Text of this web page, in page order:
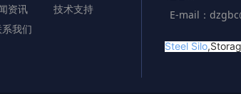
E-mail：
资讯
技术支持
我们
Steel Silo